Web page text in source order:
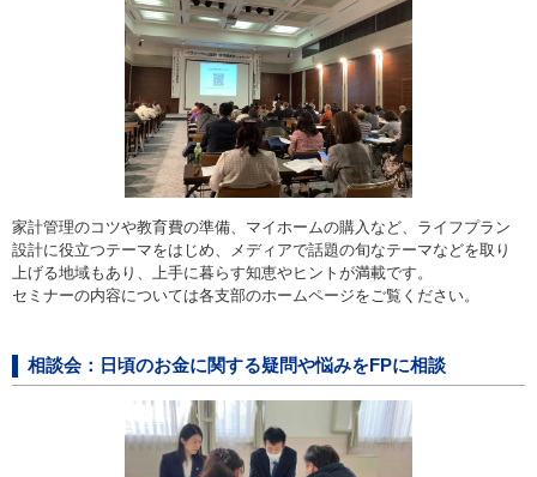
家計管理のコツや教育費の準備、マイホームの購入など、ライフプラン
設計に役立つテーマをはじめ、メディアで話題の旬なテーマなどを取り
上げる地域もあり、上手に暮らす知恵やヒントが満載です。
セミナーの内容については各支部のホームページをご覧ください。
相談会：日頃のお金に関する疑問や悩みをFPに相談